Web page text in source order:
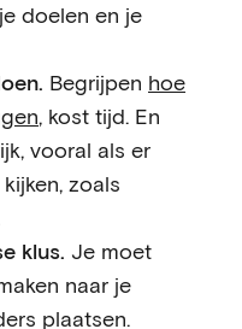
doelen en je
Begrijpen hoe
, kost tijd. En
vooral als er
zoals
klus. Je moet
naar je
plaatsen.